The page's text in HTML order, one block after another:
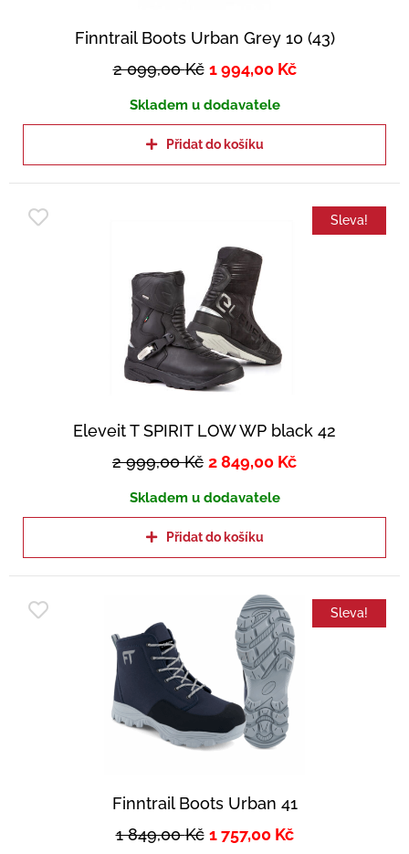
Finntrail Boots Urban Grey 10 (43)
2 099,00Kč 1 994,00 Kč
Skladem u dodavatele
Přidat do košíku
Sleva!
Eleveit T SPIRIT LOW WP black 42
2 999,00Kč 2 849,00 Kč
Skladem u dodavatele
Přidat do košíku
Sleva!
Finntrail Boots Urban 41
1 849,00Kč 1 757,00 Kč